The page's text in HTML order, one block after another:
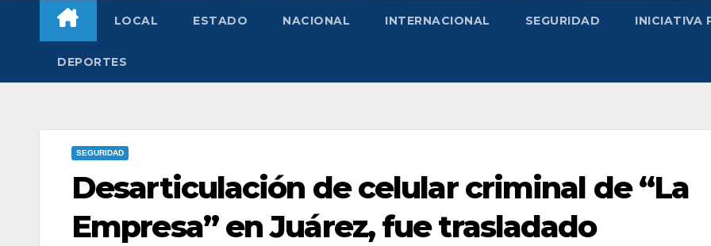
LOCAL ESTADO NACIONAL INTERNACIONAL SEGURIDAD INICIATIVA
DEPORTES
SEGURIDAD
Desarticulación de celular criminal de “La
Empresa” en Juárez, fue trasladado